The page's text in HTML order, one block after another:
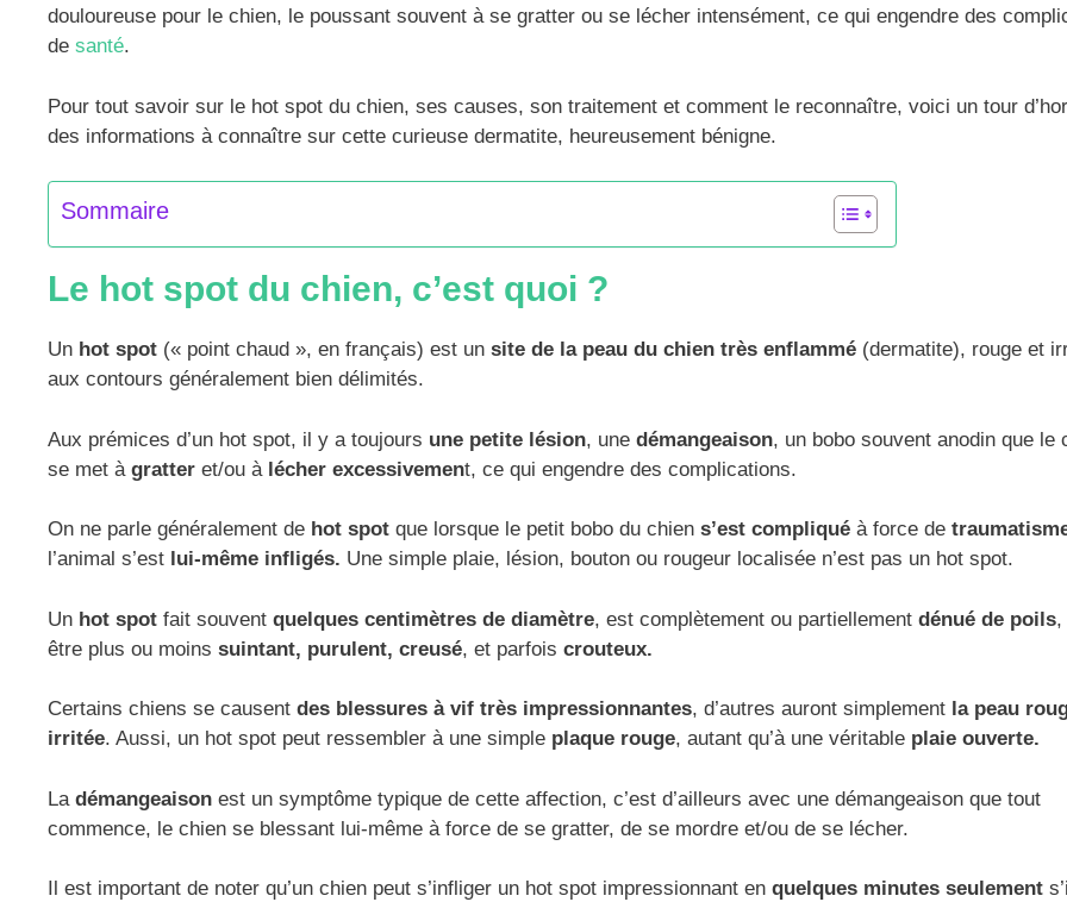
douloureuse pour le chien, le poussant souvent à se gratter ou se lécher intensément, ce qui engendre des
de santé.
Pour tout savoir sur le hot spot du chien, ses causes, son traitement et comment le reconnaître, voici un tour
des informations à connaître sur cette curieuse dermatite, heureusement bénigne.
Sommaire
Le hot spot du chien, c’est quoi ?
Un hot spot (« point chaud », en français) est un site de la peau du chien très enflammé (dermatite), rouge et
aux contours généralement bien délimités.
Aux prémices d’un hot spot, il y a toujours une petite lésion, une démangeaison, un bobo souvent anodin que le
se met à gratter et/ou àlécher excessivement, ce qui engendre des complications.
On ne parle généralement de hot spot que lorsque le petit bobo du chien s’est compliqué à force de
l’animal s’est lui-même infligés. Une simple plaie, lésion, bouton ou rougeur localisée n’est pas un hot spot.
Un hot spot fait souvent quelques centimètres de diamètre, est complètement ou partiellement dénué de poils,
être plus ou moins suintant, purulent, creusé, et parfois crouteux.
Certains chiens se causent des blessures à vif très impressionnantes, d’autres auront simplement la peau
irritée. Aussi, un hot spot peut ressembler à une simple plaque rouge, autant qu’à une véritable plaie ouverte.
La démangeaison est un symptôme typique de cette affection, c’est d’ailleurs avec une démangeaison que tout
commence, le chien se blessant lui-même à force de se gratter, de se mordre et/ou de se lécher.
Il est important de noter qu’un chien peut s’infliger un hot spot impressionnant en quelques minutes seulement